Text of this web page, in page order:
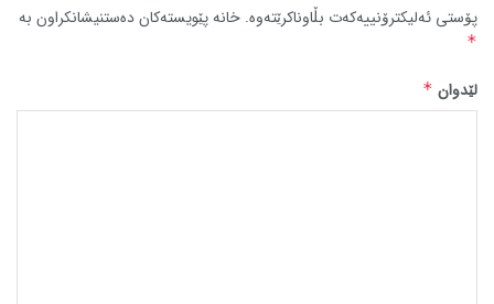
پۆستی ئەلیکترۆنییەکەت بڵاوناکرێتەوە. خانە پێویستەکان دەستنیشانکراون بە
*
لێدوان *